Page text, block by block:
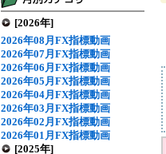
[2026年]
2026年08月FX指標動画
2026年07月FX指標動画
2026年06月FX指標動画
2026年05月FX指標動画
2026年04月FX指標動画
2026年03月FX指標動画
2026年02月FX指標動画
2026年01月FX指標動画
[2025年]